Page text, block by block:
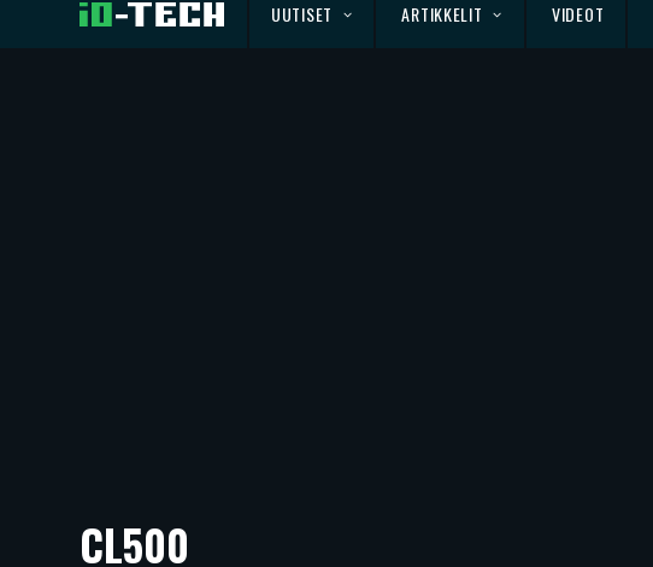
UUTISET ARTIKKELIT VIDEOT
CL500